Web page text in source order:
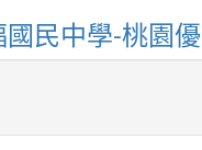
民中學-桃園